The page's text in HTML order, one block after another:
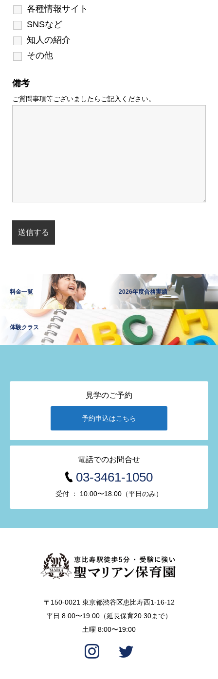
各種情報サイト
SNSなど
知人の紹介
その他
備考
ご質問事項等ございましたらご記入ください。
料金一覧 2026年度合格実績
体験クラス
見学のご予約
予約申込はこちら
電話でのお問合せ
03-3461-1050
受付 ： 10:00〜18:00（平日のみ）
〒150-0021 東京都渋谷区恵比寿西1-16-12
平日 8:00〜19:00（延長保育20:30まで）
土曜 8:00〜19:00